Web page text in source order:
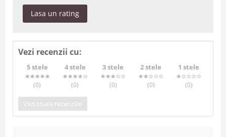
Lasa un rating
Vezi recenzii cu:
5 stele
(0)
4 stele
(0)
3 stele
(0)
2 stele
(0)
1 stele
(0)
Vezi toate recenziile